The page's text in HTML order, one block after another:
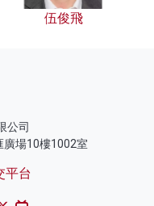
伍俊飛
公司
廣場10樓1002室
平台